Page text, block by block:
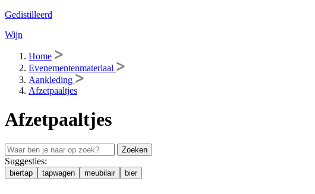
Gedistilleerd
Wijn
Home
Evenementenmateriaal
Aankleding
Afzetpaaltjes
Afzetpaaltjes
Zoeken
Suggesties:
biertap tapwagen meubilair bier